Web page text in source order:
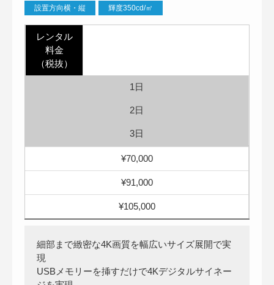
設置方向横・縦 輝度350cd/㎡
レンタル
料金
（税抜）
1日
2日
3日
¥70,000
¥91,000
¥105,000
細部まで緻密な4K画質を幅広いサイズ展開で実
現
USBメモリーを挿すだけで4Kデジタルサイネー